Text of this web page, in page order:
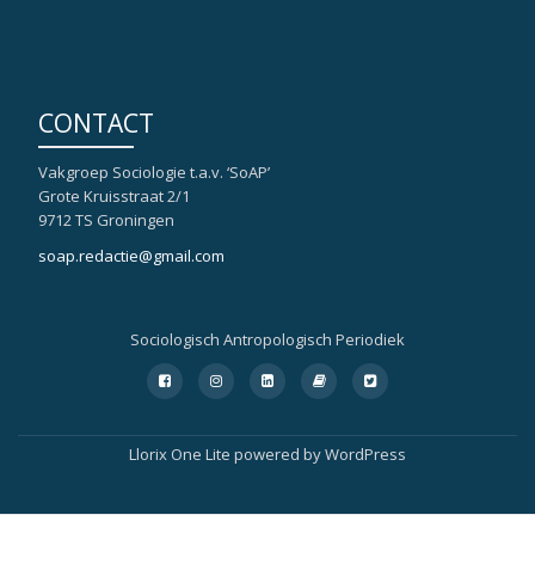
CONTACT
Vakgroep Sociologie t.a.v. ‘SoAP’
Grote Kruisstraat 2/1
9712 TS Groningen
soap.redactie@gmail.com
Sociologisch Antropologisch Periodiek
Secondair
Menu
fa-
facebook-
fa-
instagram
fa-
linkedin-
fa-
book
fa-
twitter-
Llorix One Lite powered byWordPress